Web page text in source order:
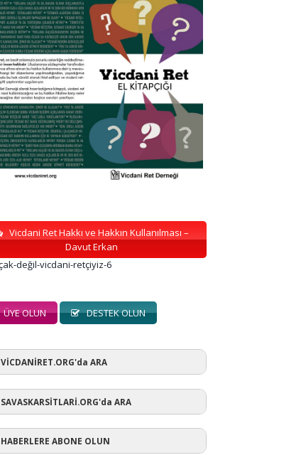
Vicdani Ret Hakkı ve Hakkın Kullanılması –
Davut Erkan
ÜYE OLUN DESTEK OLUN
VİCDANİRET.ORG'da ARA
SAVASKARSİTLARİ.ORG'da ARA
HABERLERE ABONE OLUN